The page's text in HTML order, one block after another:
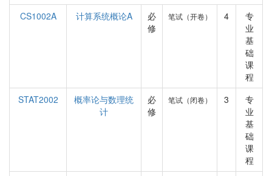
CS1002A 计算系统概论A
必
修
笔试（开卷） 4
专
业
基
础
课
程
STAT2002
概率论与数理统
计
必
修
笔试（闭卷） 3
专
业
基
础
课
程